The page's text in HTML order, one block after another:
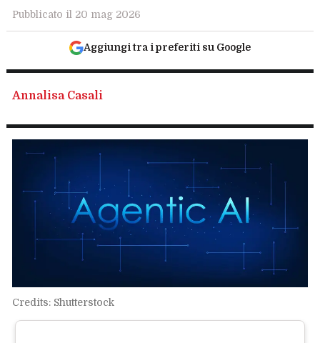
Pubblicato il 20 mag 2026
Aggiungi tra i preferiti su Google
Annalisa Casali
Credits: Shutterstock